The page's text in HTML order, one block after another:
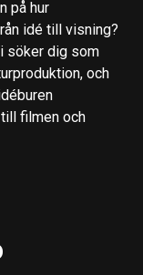
på hur
idé till visning?
söker dig som
och
filmen och